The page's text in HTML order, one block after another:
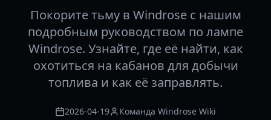
Покорите тьму в Windrose с нашим
подробным руководством по лампе
Windrose. Узнайте, где её найти, как
охотиться на кабанов для добычи
топлива и как её заправлять.
2026-04-19 Команда Windrose Wiki